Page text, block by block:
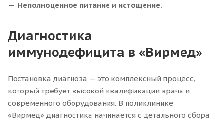
Неполноценное питание и истощение.
Диагностика
иммунодефицита в «Вирмед»
Постановка диагноза — это комплексный процесс,
который требует высокой квалификации врача и
современного оборудования. В поликлинике
«Вирмед» диагностика начинается с детального сбора